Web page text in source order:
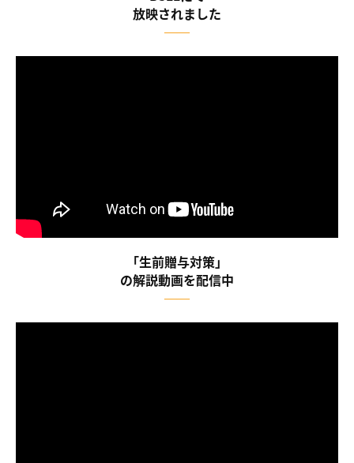
放映されました
――
「生前贈与対策」
の解説動画を配信中
――